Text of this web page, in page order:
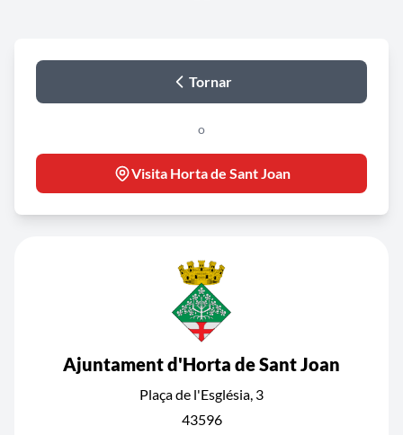
Tornar
o
Visita Horta de Sant Joan
Ajuntament d'Horta de Sant Joan
Plaça de l'Església, 3
43596